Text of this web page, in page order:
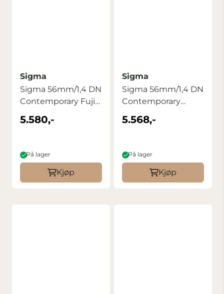
Sigma
Sigma 56mm/1,4 DN
Contemporary Fuji
5.580,-
På lager
Kjøp
Sigma
Sigma 56mm/1,4 DN
Contemporary
Canon RF-S
5.568,-
På lager
Kjøp